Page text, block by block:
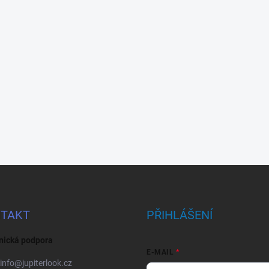
podpora
info@jupiterlook.cz
PŘIHLÁŠENÍ
E-MAIL